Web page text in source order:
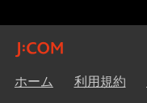
ホーム 利用規約